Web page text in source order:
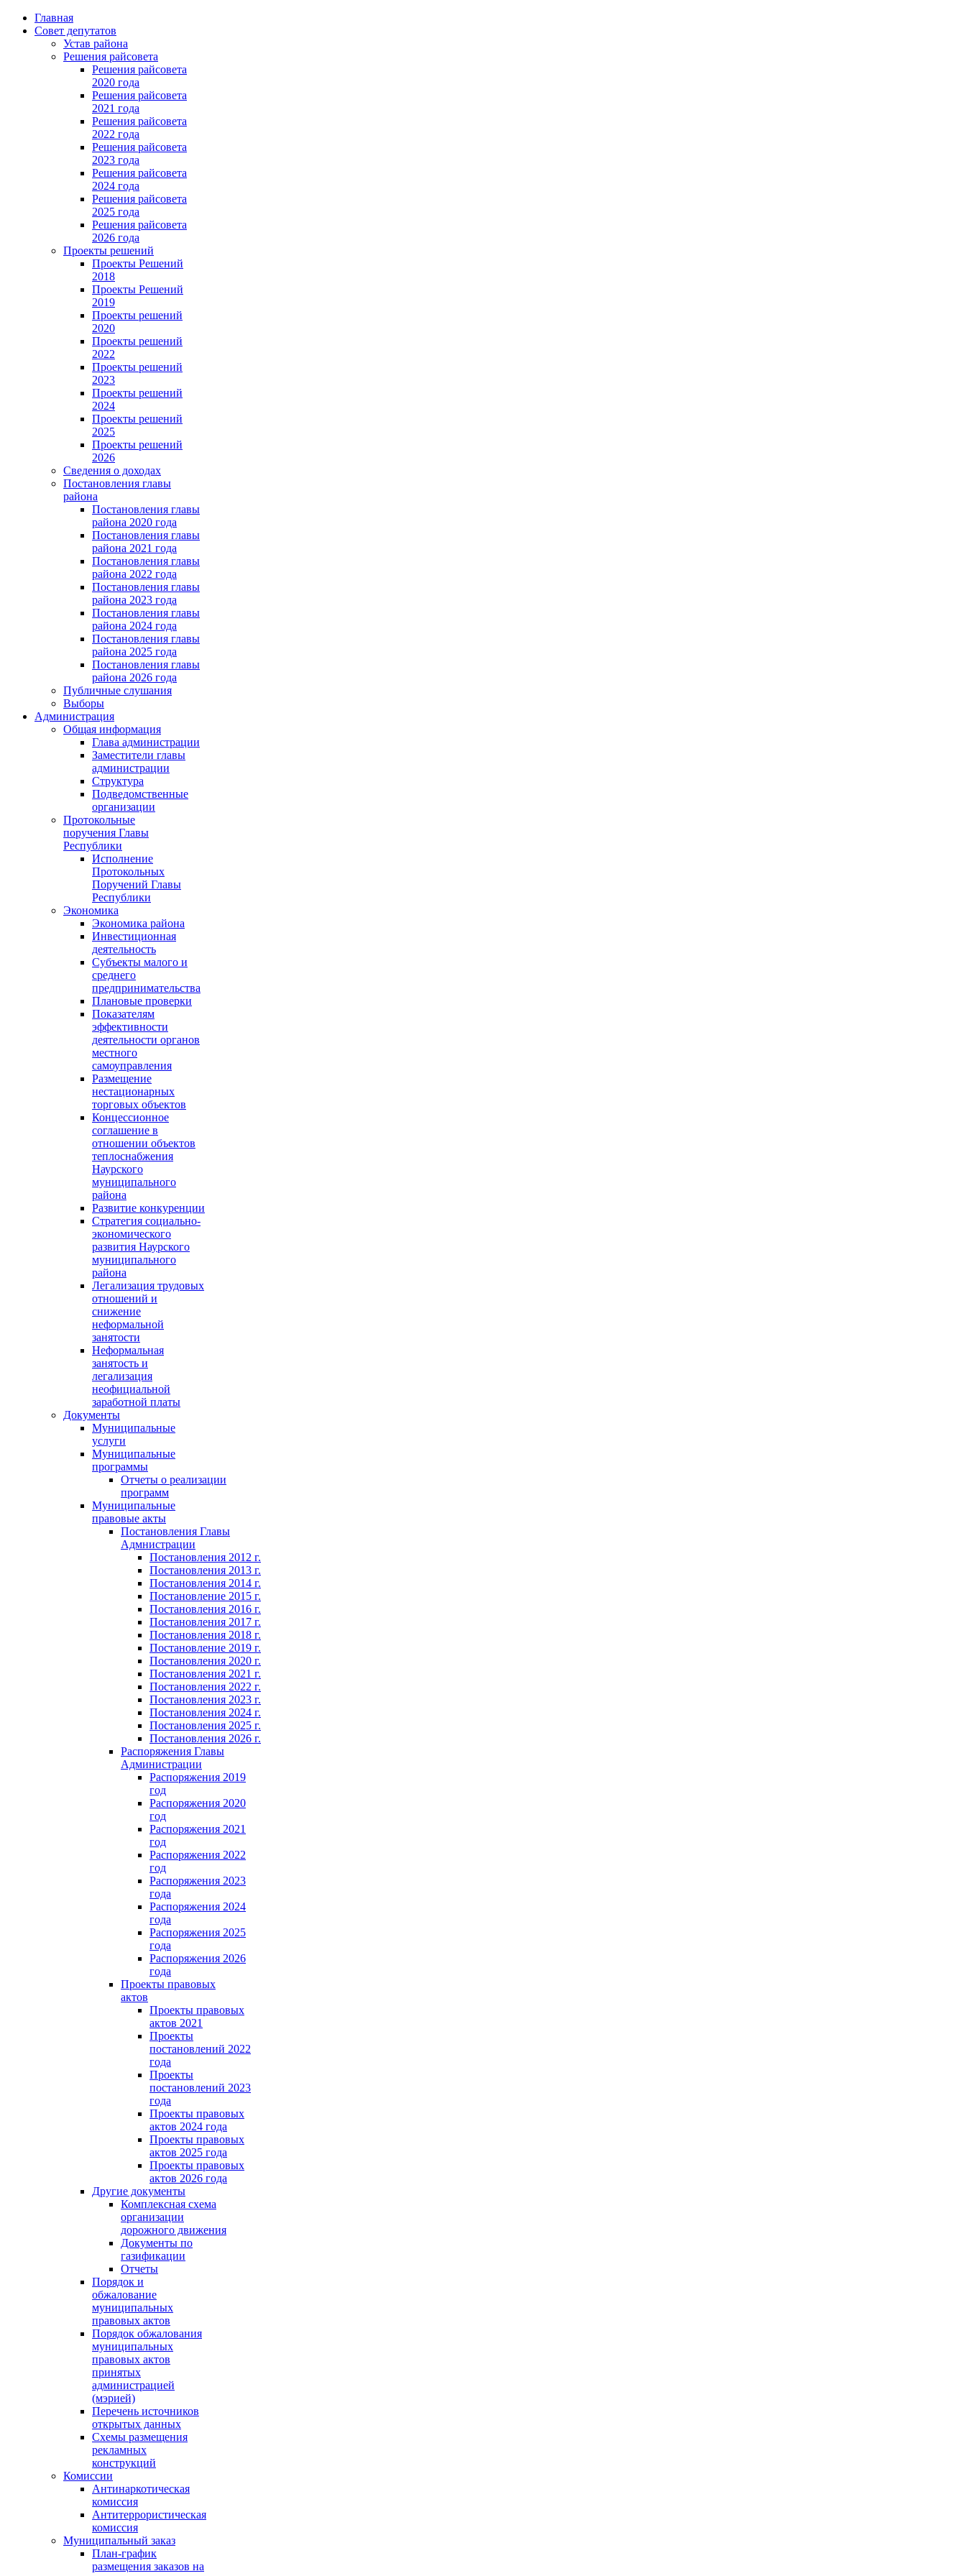
Главная
Совет депутатов
Устав района
Решения райсовета
Решения райсовета
2020 года
Решения райсовета
2021 года
Решения райсовета
2022 года
Решения райсовета
2023 года
Решения райсовета
2024 года
Решения райсовета
2025 года
Решения райсовета
2026 года
Проекты решений
Проекты Решений
2018
Проекты Решений
2019
Проекты решений
2020
Проекты решений
2022
Проекты решений
2023
Проекты решений
2024
Проекты решений
2025
Проекты решений
2026
Сведения о доходах
Постановления главы
района
Постановления главы
района 2020 года
Постановления главы
района 2021 года
Постановления главы
района 2022 года
Постановления главы
района 2023 года
Постановления главы
района 2024 года
Постановления главы
района 2025 года
Постановления главы
района 2026 года
Публичные слушания
Выборы
Администрация
Общая информация
Глава администрации
Заместители главы
администрации
Структура
Подведомственные
организации
Протокольные
поручения Главы
Республики
Исполнение
Протокольных
Поручений Главы
Республики
Экономика
Экономика района
Инвестиционная
деятельность
Субъекты малого и
среднего
предпринимательства
Плановые проверки
Показателям
эффективности
деятельности органов
местного
самоуправления
Размещение
нестационарных
торговых объектов
Концессионное
соглашение в
отношении объектов
теплоснабжения
Наурского
муниципального
района
Развитие конкуренции
Стратегия социально-
экономического
развития Наурского
муниципального
района
Легализация трудовых
отношений и
снижение
неформальной
занятости
Неформальная
занятость и
легализация
неофициальной
заработной платы
Документы
Муниципальные
услуги
Муниципальные
программы
Отчеты о реализации
программ
Муниципальные
правовые акты
Постановления Главы
Адмнистрации
Постановления 2012 г.
Постановления 2013 г.
Постановления 2014 г.
Постановление 2015 г.
Постановления 2016 г.
Постановления 2017 г.
Постановления 2018 г.
Постановление 2019 г.
Постановления 2020 г.
Постановления 2021 г.
Постановления 2022 г.
Постановления 2023 г.
Постановления 2024 г.
Постановления 2025 г.
Постановления 2026 г.
Распоряжения Главы
Администрации
Распоряжения 2019
год
Распоряжения 2020
год
Распоряжения 2021
год
Распоряжения 2022
год
Распоряжения 2023
года
Распоряжения 2024
года
Распоряжения 2025
года
Распоряжения 2026
года
Проекты правовых
актов
Проекты правовых
актов 2021
Проекты
постановлений 2022
года
Проекты
постановлений 2023
года
Проекты правовых
актов 2024 года
Проекты правовых
актов 2025 года
Проекты правовых
актов 2026 года
Другие документы
Комплексная схема
организации
дорожного движения
Документы по
газификации
Отчеты
Порядок и
обжалование
муниципальных
правовых актов
Порядок обжалования
муниципальных
правовых актов
принятых
администрацией
(мэрией)
Перечень источников
открытых данных
Схемы размещения
рекламных
конструкций
Комиссии
Антинаркотическая
комиссия
Антитеррористическая
комиссия
Муниципальный заказ
План-график
размещения заказов на